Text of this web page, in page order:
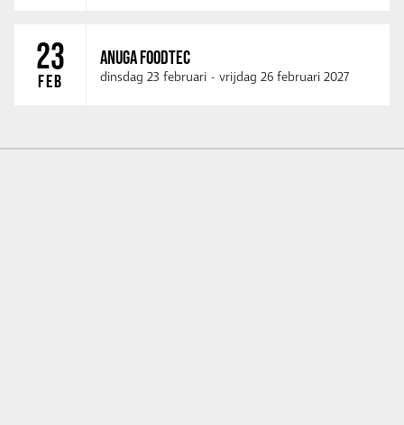
23
FEB
ANUGA FOODTEC
dinsdag 23 februari - vrijdag 26 februari 2027